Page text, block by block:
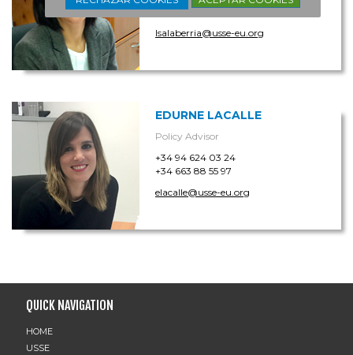
+34 688 68 69 12
lsalaberria@usse-eu.org
EDURNE LACALLE
Policy Advisor
+34 94 624 03 24
+34 663 88 55 97
elacalle@usse-eu.org
QUICK NAVIGATION
HOME
USSE